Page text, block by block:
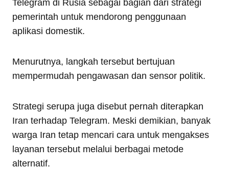
Telegram di Rusia sebagai bagian dari strategi
pemerintah untuk mendorong penggunaan
aplikasi domestik.
Menurutnya, langkah tersebut bertujuan
mempermudah pengawasan dan sensor politik.
Strategi serupa juga disebut pernah diterapkan
Iran terhadap Telegram. Meski demikian, banyak
warga Iran tetap mencari cara untuk mengakses
layanan tersebut melalui berbagai metode
alternatif.